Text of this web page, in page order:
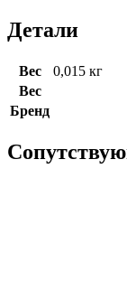
Детали
Вес
0,015 кг
Вес
Бренд